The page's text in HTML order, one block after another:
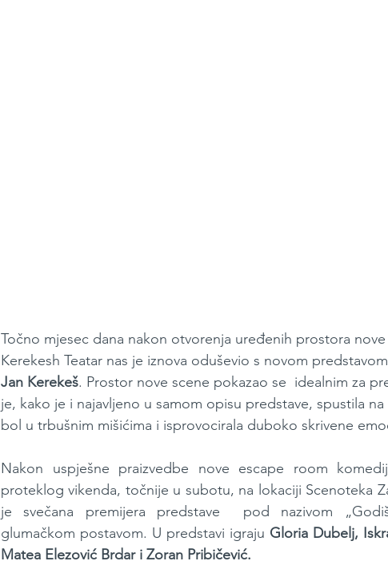
Točno mjesec dana nakon otvorenja uređenih prostora
Kerekesh Teatar nas je iznova oduševio s novom
Jan Kerekeš. Prostor nove scene pokazao se  idealnim za
je, kako je i najavljeno u samom opisu predstave, spustila na
bol u trbušnim mišićima i isprovocirala duboko skrivene
Nakon uspješne praizvedbe nove escape room
proteklog vikenda, točnije u subotu, na lokaciji Scenoteka
je svečana premijera predstave  pod nazivom
glumačkom postavom. U predstavi igraju Gloria Dubelj,
Matea Elezović Brdar i Zoran Pribičević.